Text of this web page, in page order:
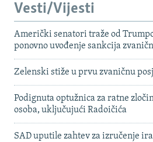
Vesti/Vijesti
Američki senatori traže od
ponovno uvođenje sankcija
Zelenski stiže u prvu zvaničnu
Podignuta optužnica za ratne
osoba, uključujući Radoičića
SAD uputile zahtev za izručenje